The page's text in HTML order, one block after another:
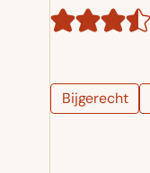
Bijgerecht